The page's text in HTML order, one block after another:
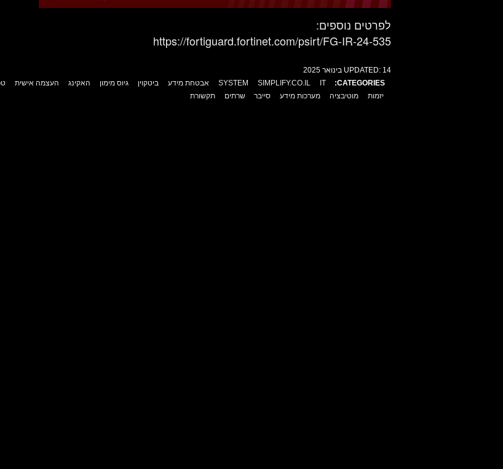
לפרטים נוספים:
https://fortiguard.fortinet.com/psirt/FG-IR-24-535
UPDATED: 14 בינואר 2025
CATEGORIES:
IT
SIMPLIFY.CO.IL
SYSTEM אבטחת מידע ביטקוין גיוס מימון האקינג העצמה אישית
יזמות
מוטיבציה מערכות מידע סייבר שרתים תקשורת